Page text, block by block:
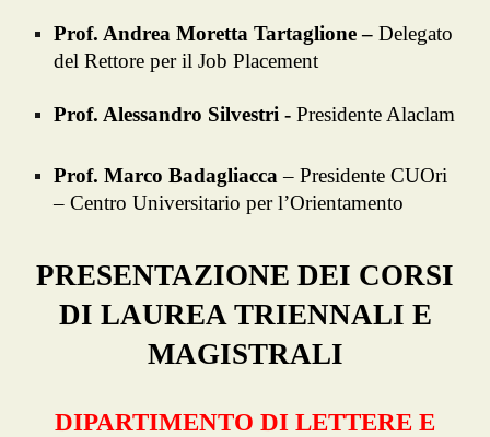
Prof. Andrea Moretta Tartaglione –Delegato
del Rettore per il Job Placement
Prof. Alessandro Silvestri - Presidente Alaclam
Prof. Marco Badagliacca– Presidente CUOri
– Centro Universitario per l’Orientamento
PRESENTAZIONE DEI CORSI
DI LAUREA TRIENNALI E
MAGISTRALI
DIPARTIMENTO DI LETTERE E